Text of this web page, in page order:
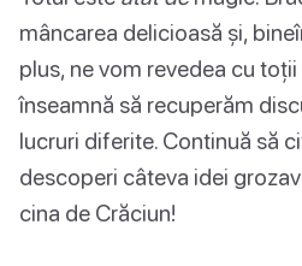
mâncarea delicioasă și,
plus, ne vom revedea cu
înseamnă să recuperăm
lucruri diferite. Continuă să
descoperi câteva idei
cina de Crăciun!